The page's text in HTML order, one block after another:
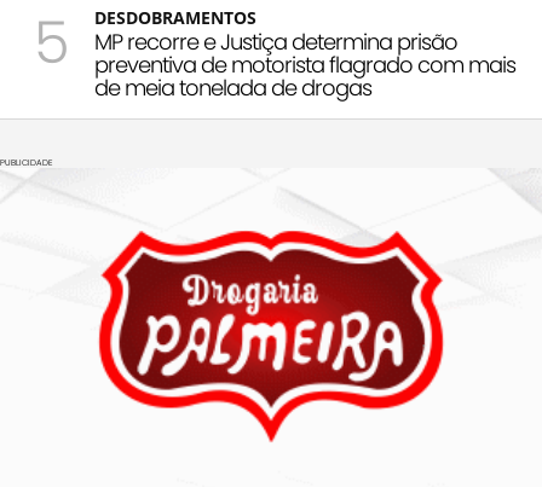
5 DESDOBRAMENTOS
MP recorre e Justiça determina prisão
preventiva de motorista flagrado com mais
de meia tonelada de drogas
PUBLICIDADE